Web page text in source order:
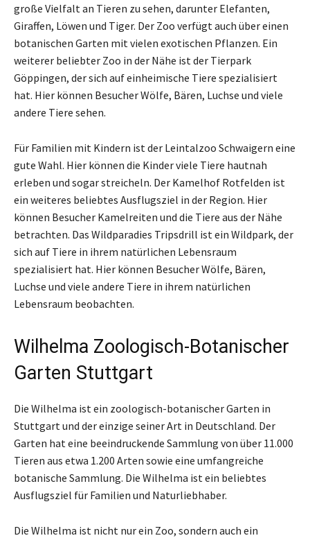
große Vielfalt an Tieren zu sehen, darunter Elefanten,
Giraffen, Löwen und Tiger. Der Zoo verfügt auch über einen
botanischen Garten mit vielen exotischen Pflanzen. Ein
weiterer beliebter Zoo in der Nähe ist der Tierpark
Göppingen, der sich auf einheimische Tiere spezialisiert
hat. Hier können Besucher Wölfe, Bären, Luchse und viele
andere Tiere sehen.
Für Familien mit Kindern ist der Leintalzoo Schwaigern eine
gute Wahl. Hier können die Kinder viele Tiere hautnah
erleben und sogar streicheln. Der Kamelhof Rotfelden ist
ein weiteres beliebtes Ausflugsziel in der Region. Hier
können Besucher Kamelreiten und die Tiere aus der Nähe
betrachten. Das Wildparadies Tripsdrill ist ein Wildpark, der
sich auf Tiere in ihrem natürlichen Lebensraum
spezialisiert hat. Hier können Besucher Wölfe, Bären,
Luchse und viele andere Tiere in ihrem natürlichen
Lebensraum beobachten.
Wilhelma Zoologisch-Botanischer
Garten Stuttgart
Die Wilhelma ist ein zoologisch-botanischer Garten in
Stuttgart und der einzige seiner Art in Deutschland. Der
Garten hat eine beeindruckende Sammlung von über 11.000
Tieren aus etwa 1.200 Arten sowie eine umfangreiche
botanische Sammlung. Die Wilhelma ist ein beliebtes
Ausflugsziel für Familien und Naturliebhaber.
Die Wilhelma ist nicht nur ein Zoo, sondern auch ein